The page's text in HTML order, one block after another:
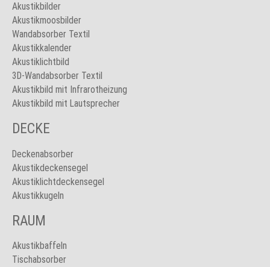
Akustikbilder
Akustikmoosbilder
Wandabsorber Textil
Akustikkalender
Akustiklichtbild
3D-Wandabsorber Textil
Akustikbild mit Infrarotheizung
Akustikbild mit Lautsprecher
DECKE
Deckenabsorber
Akustikdeckensegel
Akustiklichtdeckensegel
Akustikkugeln
RAUM
Akustikbaffeln
Tischabsorber